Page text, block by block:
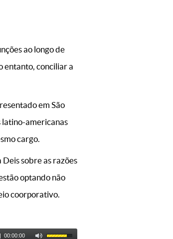
ao longo de
entanto, conciliar a
em São
latino-americanas
cargo.
sobre as razões
optando não
coorporativo.
| 00:00:00